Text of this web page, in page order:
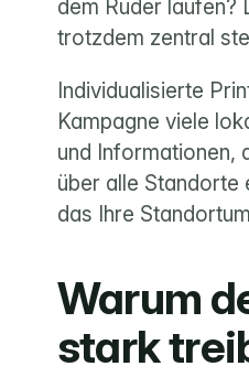
dem Ruder laufen?
trotzdem zentral
Individualisierte
Kampagne viele
und Informationen,
über alle Standorte
das Ihre
Warum
stark